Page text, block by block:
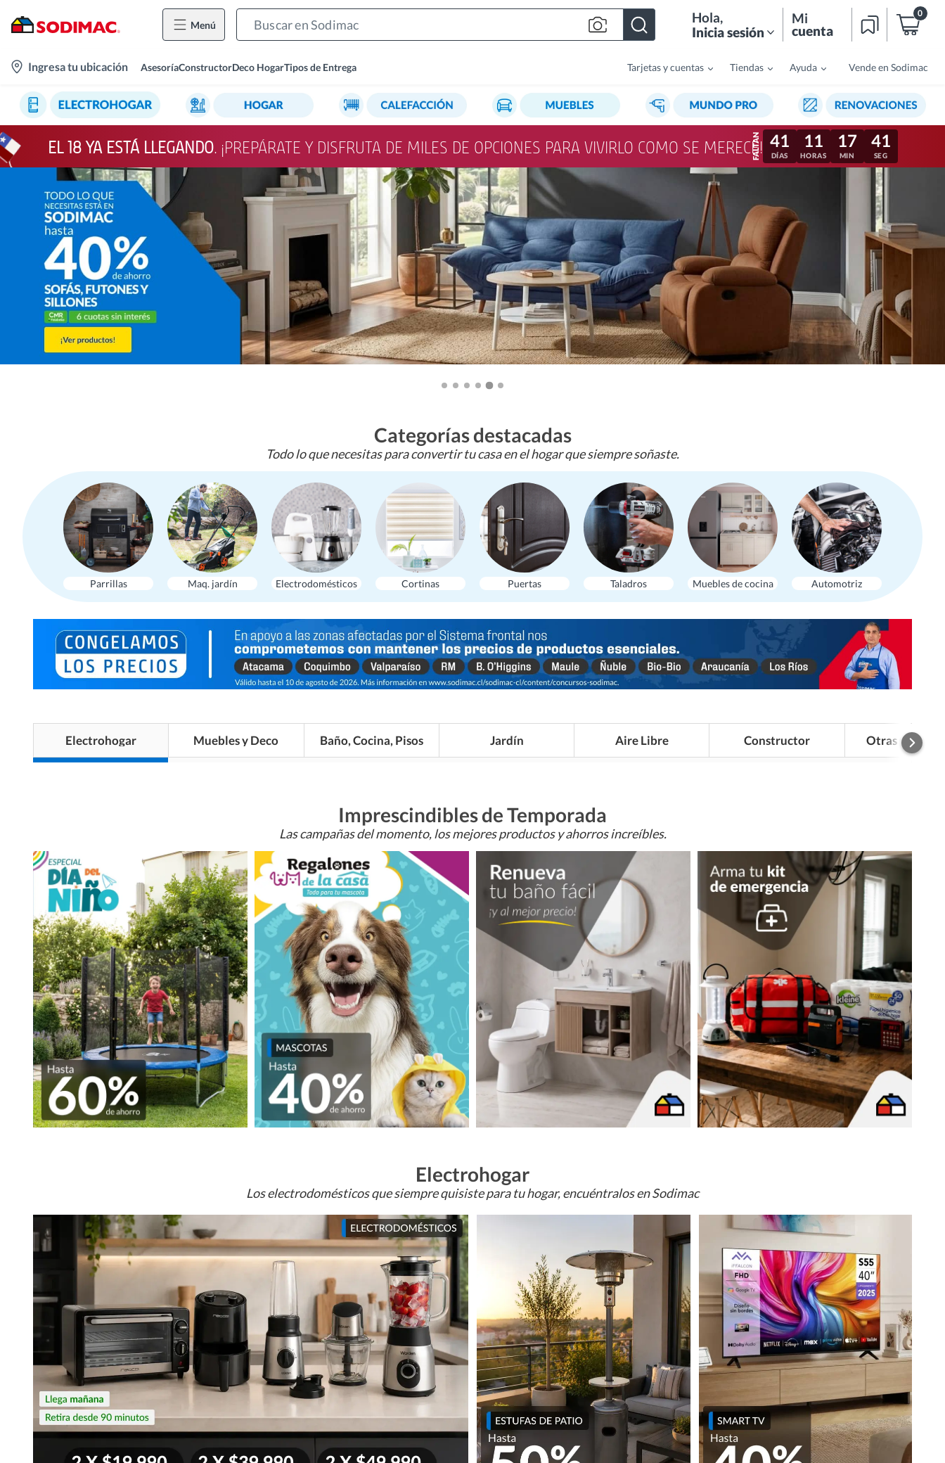
Menú Hola,
Inicia sesión
Mi
cuenta
0
location-
Ingresa tu ubicación AsesoríaConstructorDeco HogarTipos de Entrega Tarjetas y cuentas Tiendas Ayuda Vende en Sodimac
EL 18 YA ESTÁ LLEGANDO. ¡PREPÁRATE Y DISFRUTA DE MILES DE OPCIONES PARA VIVIRLO COMO SE MERECE! 41
DÍAS
11
HORAS
17
MIN
37
SEG
Categorías destacadas
Todo lo que necesitas para convertir tu casa en el hogar que siempre soñaste.
Parrillas Maq. jardín Electrodomésticos Cortinas Puertas Taladros Muebles de cocina Automotriz
Electrohogar Muebles y Deco Baño, Cocina, Pisos Jardín Aire Libre Constructor Otras
Imprescindibles de Temporada
Las campañas del momento, los mejores productos y ahorros increíbles.
Electrohogar
Los electrodomésticos que siempre quisiste para tu hogar, encuéntralos en Sodimac